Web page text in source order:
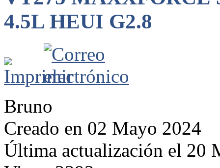
4.5L HEUI G2.8
Bruno
Creado en 02 Mayo 2024
Última actualización el 20